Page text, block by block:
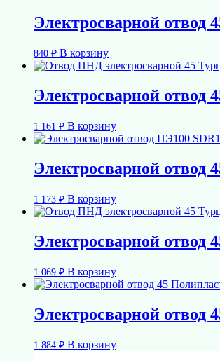
Электросварной отвод
840 ₽ В корзину
Электросварной отвод
1 161 ₽ В корзину
Электросварной отвод
1 173 ₽ В корзину
Электросварной отвод
1 069 ₽ В корзину
Электросварной отвод
1 884 ₽ В корзину